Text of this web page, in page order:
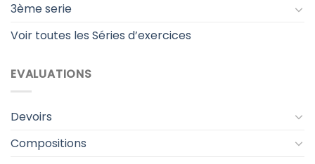
3ème serie
Voir toutes les Séries d’exercices
EVALUATIONS
Devoirs
Compositions